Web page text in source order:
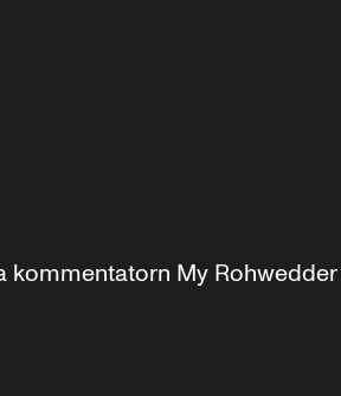
kommentatorn My